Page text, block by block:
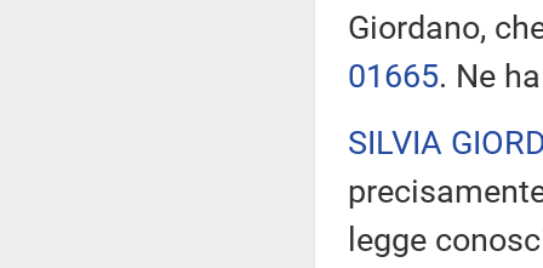
Giordano,
01665. Ne
SILVIA
legge